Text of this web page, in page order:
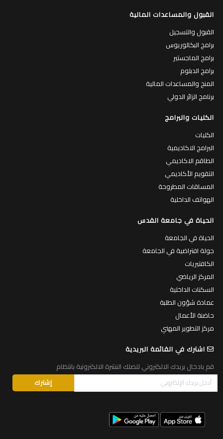
القبول والمساعدات المالية
القبول والتسجيل
برامج البكالوريوس
برامج الماجستير
برامج الدبلوم
المنح والمساعدات المالية
برنامج الزائر الدولي
الكليات والبرامج
الكليات
البرامج الاكاديمية
الطاقم الاكاديمي
التقويم الأكاديمي
المساقات المطروحة
الهواتف الداخلية
الحياة في جامعة القدس
الحياة في الجامعة
جولة افتراضية في الجامعة
الكافتيريات
المركز الرياضي
السكنات الداخلية
عمادة شؤون الطلبة
حاضنة الأعمال
مركز التطوير المهني
اشترك في القائمة البريدية
قم بادخال بريدك الالكتروني لتصلك النشرة الالكترونية بانتظام